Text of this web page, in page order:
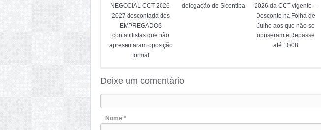
NEGOCIAL CCT 2026-
2027 descontada dos
EMPREGADOS
contabilistas que não
apresentaram oposição
formal
delegação do Sicontiba
2026 da CCT vigente –
Desconto na Folha de
Julho aos que não se
opuseram e Repasse
até 10/08
Deixe um comentário
Nome *